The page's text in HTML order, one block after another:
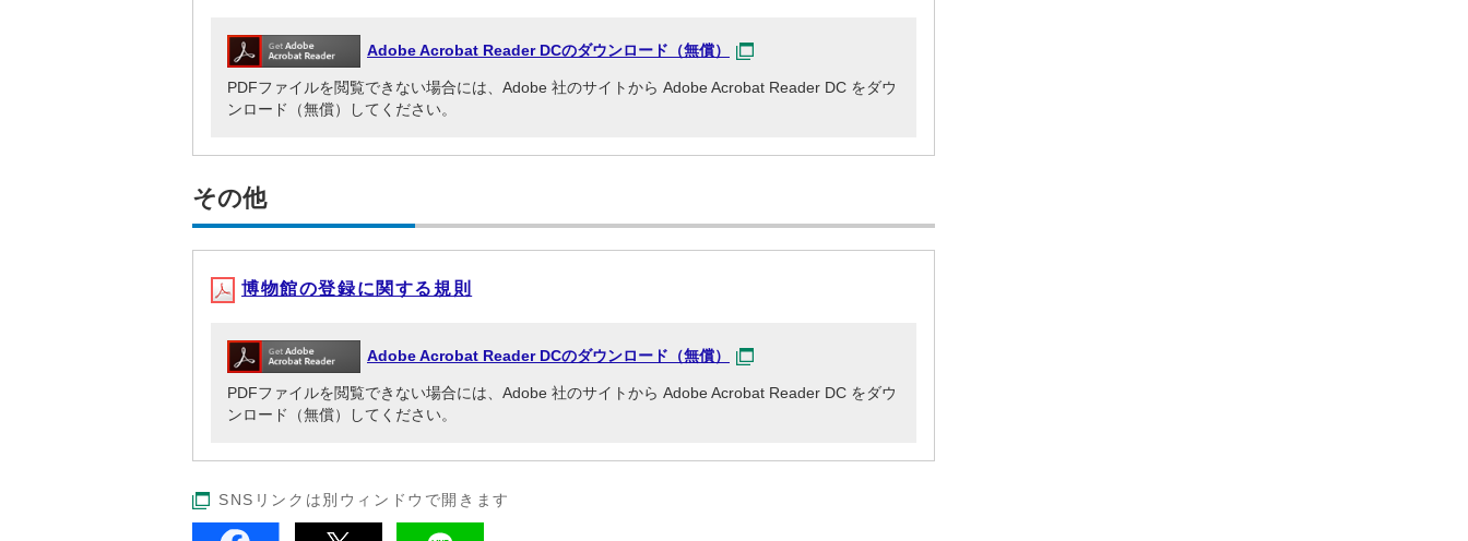
Adobe Acrobat Reader DCのダウンロード（無償）
PDFファイルを閲覧できない場合には、Adobe 社のサイトから Adobe Acrobat Reader DC をダウ
ンロード（無償）してください。
その他
博物館の登録に関する規則
Adobe Acrobat Reader DCのダウンロード（無償）
PDFファイルを閲覧できない場合には、Adobe 社のサイトから Adobe Acrobat Reader DC をダウ
ンロード（無償）してください。
SNSリンクは別ウィンドウで開きます